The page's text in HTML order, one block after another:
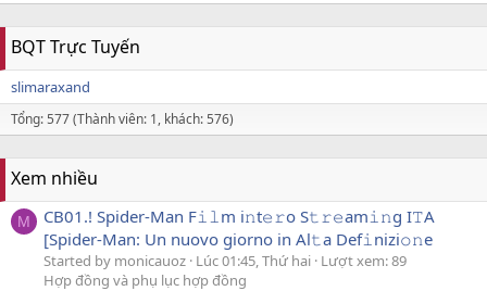
BQT Trực Tuyến
slimaraxand
Tổng: 577 (Thành viên: 1, khách: 576)
Xem nhiều
M
CB01.! Spider-Man F𝚒𝚕m i𝚗t𝚎𝚛o S𝚝𝚛𝚎am𝚒𝚗g I𝚃A
[Spider-Man: Un nuovo giorno in Al𝚝a Def𝚒nizi𝚘𝚗e
Started by monicauoz Lúc 01:45, Thứ hai Lượt xem: 89
Hợp đồng và phụ lục hợp đồng